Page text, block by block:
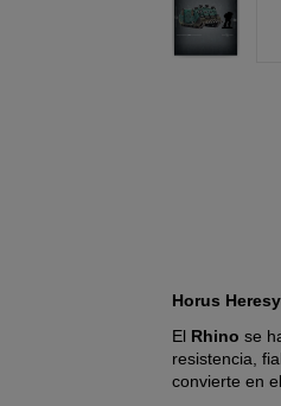
Horus
El Rhino se
resistencia,
convierte en